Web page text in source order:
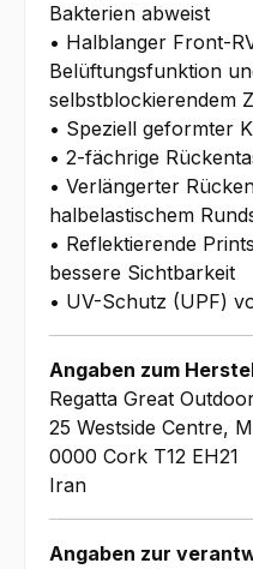
Bakterien abweist
• Halblanger Front-
Belüftungsfunktion
selbstblockierendem
• Speziell geformter
• 2-fächrige
• Verlängerter
halbelastischem
• Reflektierende
bessere Sichtbarkeit
• UV-Schutz (UPF)
Angaben zum
Regatta Great
25 Westside Centre,
0000 Cork T12 EH21
Iran
Angaben zur